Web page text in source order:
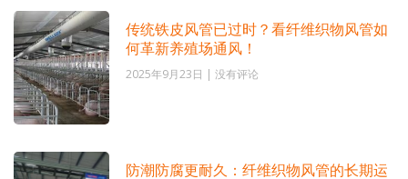
传统铁皮风管已过时？看纤维织物风管如
何革新养殖场通风！
2025年9月23日
没有评论
防潮防腐更耐久：纤维织物风管的长期运